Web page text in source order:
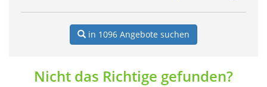
in 1096 Angebote suchen
Nicht das Richtige gefunden?